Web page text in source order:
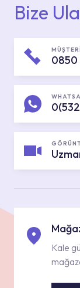
Bize
0850
Kale